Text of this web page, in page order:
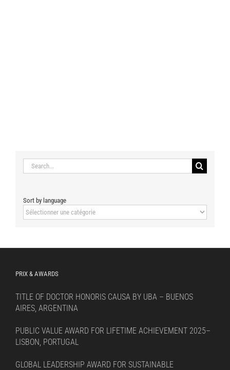
Search
for:
Sort by language
Sort
by
PRIX & AWARDS
TITLE OF DOCTOR HONORIS CAUSA BY UBA – BUENOS
AIRES, ARGENTINA
PUBLIC VALUE AWARD FOR LIFETIME ACHIEVEMENT 2025–
LISBON, PORTUGAL
GLOBAL LEADERSHIP AWARD FOR SUSTAINABLE